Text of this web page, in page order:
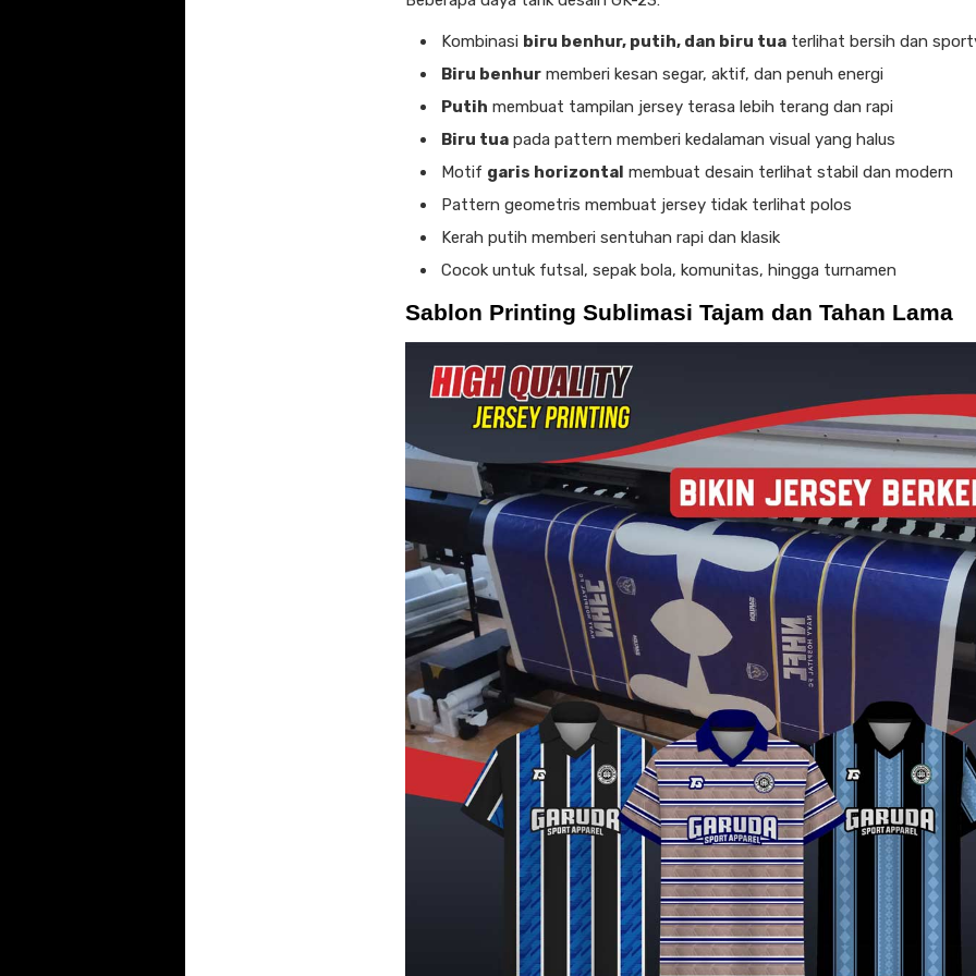
Kombinasi biru benhur, putih, dan biru tua terlihat bersih dan
Biru benhur memberi kesan segar, aktif, dan penuh energi
Putih membuat tampilan jersey terasa lebih terang dan rapi
Biru tua pada pattern memberi kedalaman visual yang halus
Motif garis horizontal membuat desain terlihat stabil dan modern
Pattern geometris membuat jersey tidak terlihat polos
Kerah putih memberi sentuhan rapi dan klasik
Cocok untuk futsal, sepak bola, komunitas, hingga turnamen
Sablon Printing Sublimasi Tajam dan Tahan Lama